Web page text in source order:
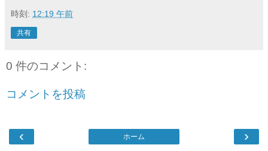
時刻: 12:19 午前
共有
0 件のコメント:
コメントを投稿
‹ ›
ホーム